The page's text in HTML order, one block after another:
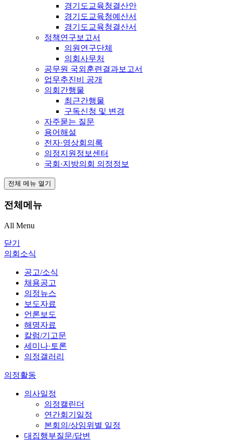
경기도교육청결산안
경기도교육청예산서
경기도교육청결산서
정책연구보고서
의원연구단체
의회사무처
공무원 국외훈련결과보고서
업무추진비 공개
의회간행물
최근간행물
구독신청 및 변경
자주묻는 질문
용어해설
전자·영상회의록
의정지원정보센터
국회·지방의회 의정정보
전체 메뉴 열기
전체메뉴
All Menu
닫기
의회소식
공고/소식
채용공고
의정뉴스
보도자료
언론보도
해명자료
칼럼/기고문
세미나·토론
의정갤러리
의정활동
의사일정
의정캘린더
연간회기일정
본회의/상임위별 일정
대집행부질문/답변